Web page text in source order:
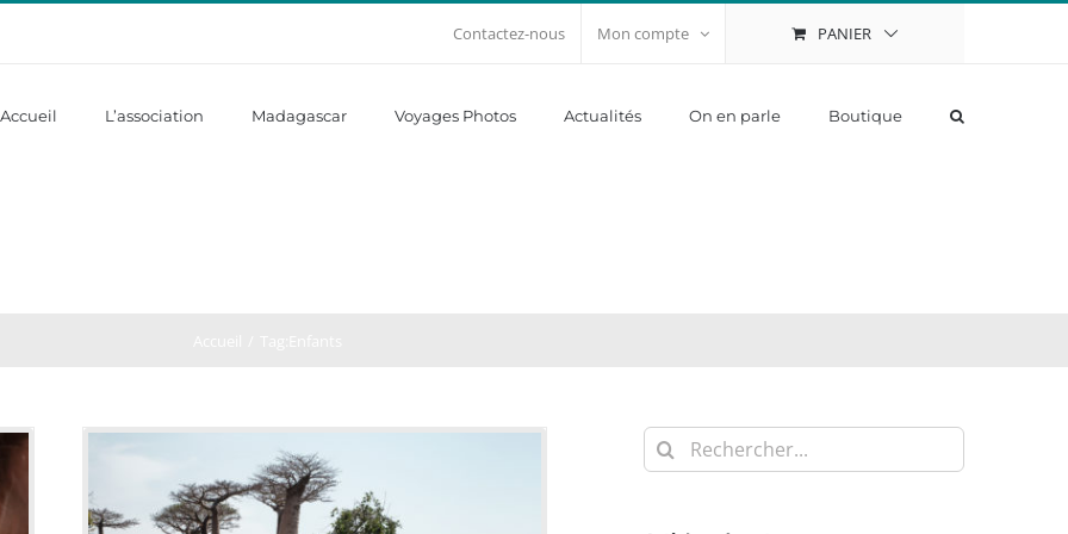
Contactez-nous Mon compte PANIER
Accueil L’association Madagascar Voyages Photos Actualités On en parle Boutique
Rechercher: